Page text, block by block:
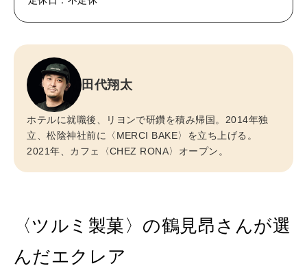
田代翔太
ホテルに就職後、リヨンで研鑽を積み帰国。2014年独
立、松陰神社前に〈MERCI BAKE〉を立ち上げる。
2021年、カフェ〈CHEZ RONA〉オープン。
〈ツルミ製菓〉の鶴見昂さんが選
んだエクレア